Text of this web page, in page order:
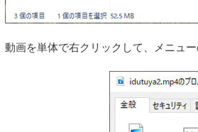
動画を単体で右クリックして、メニュ